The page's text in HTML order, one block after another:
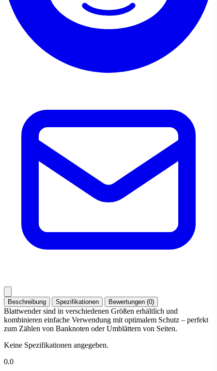
Beschreibung Spezifikationen Bewertungen (0)
Blattwender sind in verschiedenen Größen erhältlich und
kombinieren einfache Verwendung mit optimalem Schutz – perfekt
zum Zählen von Banknoten oder Umblättern von Seiten.
Keine Spezifikationen angegeben.
0.0